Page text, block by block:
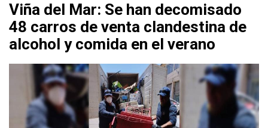
Viña del Mar: Se han decomisado
48 carros de venta clandestina de
alcohol y comida en el verano